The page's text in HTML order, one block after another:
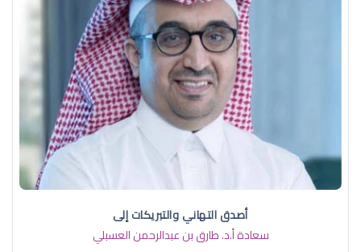
أصدق التهاني والتبريكات إلى
سعادة أ.د. ​طارق بن عبدالرحمن العسبلي